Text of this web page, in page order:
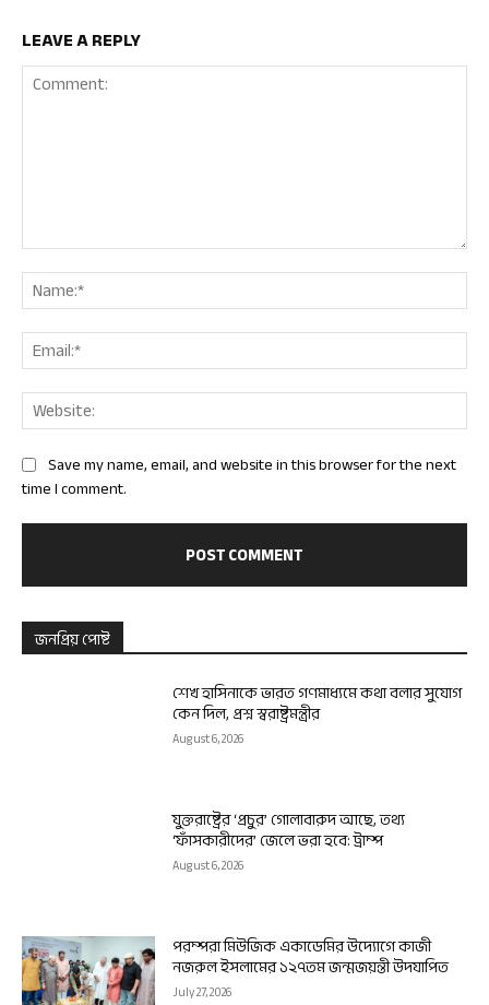
LEAVE A REPLY
Save my name, email, and website in this browser for the next
time I comment.
জনপ্রিয় পোষ্ট
শেখ হাসিনাকে ভারত গণমাধ্যমে কথা বলার সুযোগ
কেন দিল, প্রশ্ন স্বরাষ্ট্রমন্ত্রীর
August 6, 2026
যুক্তরাষ্ট্রের ‘প্রচুর’ গোলাবারুদ আছে, তথ্য
‘ফাঁসকারীদের’ জেলে ভরা হবে: ট্রাম্প
August 6, 2026
পরম্পরা মিউজিক একাডেমির উদ্যোগে কাজী
নজরুল ইসলামের ১২৭তম জন্মজয়ন্তী উদযাপিত
July 27, 2026